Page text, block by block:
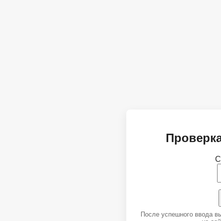
После успешного ввода